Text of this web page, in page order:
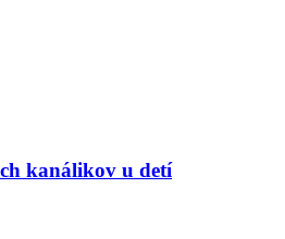
kanálikov u detí